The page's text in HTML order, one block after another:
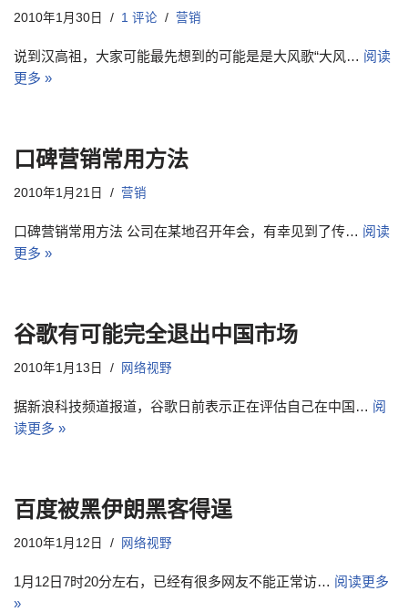
2010年1月30日 1 评论 营销
说到汉高祖，大家可能最先想到的可能是是大风歌“大风… 阅读
更多 »
口碑营销常用方法
2010年1月21日 营销
口碑营销常用方法 公司在某地召开年会，有幸见到了传… 阅读
更多 »
谷歌有可能完全退出中国市场
2010年1月13日 网络视野
据新浪科技频道报道，谷歌日前表示正在评估自己在中国… 阅
读更多 »
百度被黑伊朗黑客得逞
2010年1月12日 网络视野
1月12日7时20分左右，已经有很多网友不能正常访… 阅读更多
»